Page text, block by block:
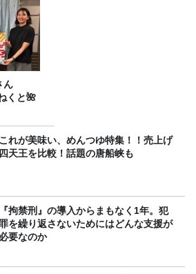
ん
くと🌺
これが美味い、めんつゆ特集！！売上げ
四天王を比較！話題の唐船峡も
『拘禁刑』の導入からまもなく1年。犯
を繰り返さないためにはどんな支援が
必要なのか